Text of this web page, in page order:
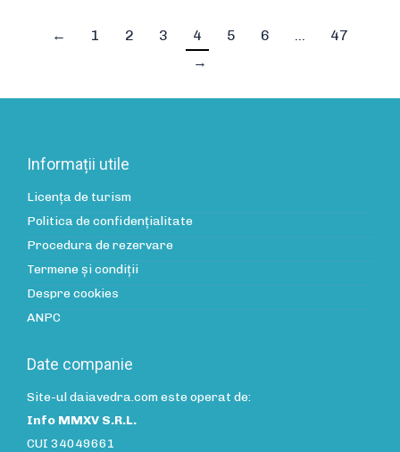
← 1 2 3 4 5 6 …
47
→
Informații utile
Licența de turism
Politica de confidenţialitate
Procedura de rezervare
Termene și condiții
Despre cookies
ANPC
Date companie
Site-ul daiavedra.com este operat de:
Info MMXV S.R.L.
CUI 34049661